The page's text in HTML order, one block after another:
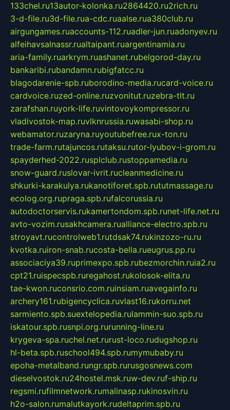
133chel.ru13autor-kolonka.ru2864420.ru2rich.ru
3-d-file.ru3d-file.rua-cdc.ruaalse.rua380club.ru
airgungames.ruaccounts-112.ruadler-jun.ruadonyev.ru
alfeihavsalnassr.rualtaipant.ruargentinamia.ru
aria-family.ruarkrym.ruashanet.rubelgorod-day.ru
bankaribi.rubandamn.rubigfatcc.ru
blagodarenie-spb.ruborodino-media.rucard-voice.ru
cardvoice.ruzed-online.ruzvonitut.ruzebra-tlt.ru
zarafshan.ruyork-life.ruvintovoykompressor.ru
vladivostok-map.ruvlknrussia.ruwasabi-shop.ru
webamator.ruzaryna.ruyoutubefree.rux-ton.ru
trade-farm.rutajuncos.rutaksu.rutor-lyubov-i-grom.ru
spayderhed-2022.rusplclub.rustoppamedia.ru
snow-guard.ruslovar-ivrit.rucleanmedicine.ru
shkurki-karakulya.rukanotiforet.spb.rututmassage.ru
ecolog.org.rupraga.spb.rufalcorussia.ru
autodoctorservis.rukamertondom.spb.runet-life.net.ru
avto-vozim.rusakhcamera.rualliance-electro.spb.ru
stroyavt.rucontrolweb1.rutdsak74.rukinzozo-ru.ru
kvotka.ruiron-snab.rucosta-bella.rueugrus.pp.ru
associaciya39.ruprimexpo.spb.rubezmorchin.ruia2.ru
cpt21.ruispecspb.ruregahost.rukolosok-elita.ru
tae-kwon.ruconsrio.com.ruinsiam.ruavegainfo.ru
archery161.rubigencyclica.ruvlast16.rukorru.net
sarmiento.spb.suextelopedia.rulammin-suo.spb.ru
iskatour.spb.rusnpi.org.rurunning-line.ru
krygeva-spa.ruchel.net.rurust-loco.rudugshop.ru
hl-beta.spb.ruschool494.spb.rumymubaby.ru
epoha-metalband.rungr.spb.rurusgosnews.com
dieselvostok.ru24hostel.msk.ruw-dev.ruf-ship.ru
regsmi.rufilmnetwork.rumalinasp.rukinosvin.ru
h2o-salon.rumalutkayork.rudeltaprim.spb.ru